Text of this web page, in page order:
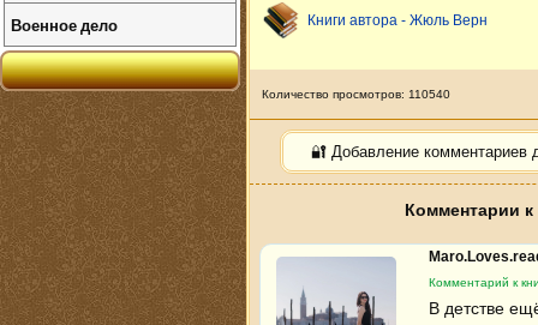
Книги автора - Жюль Верн
Количество просмотров: 110540
🔐 Добавление комментариев
Комментарии к
Комментарий к
В детстве
Военное дело